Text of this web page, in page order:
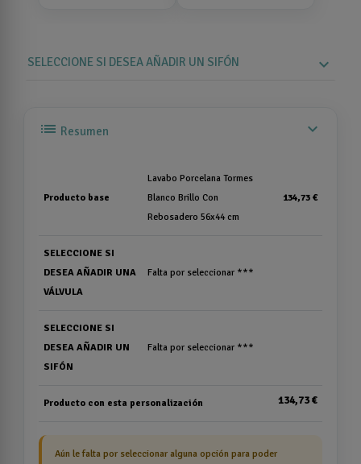
SELECCIONE SI DESEA AÑADIR UN SIFÓN expand_more
list Resumen expand_more
Producto base
Lavabo Porcelana Tormes
Blanco Brillo Con
Rebosadero 56x44 cm
134,73 €
SELECCIONE SI
DESEA AÑADIR UNA
VÁLVULA
Falta por seleccionar ***
SELECCIONE SI
DESEA AÑADIR UN
SIFÓN
Falta por seleccionar ***
Producto con esta personalización 134,73 €
Aún le falta por seleccionar alguna opción para poder